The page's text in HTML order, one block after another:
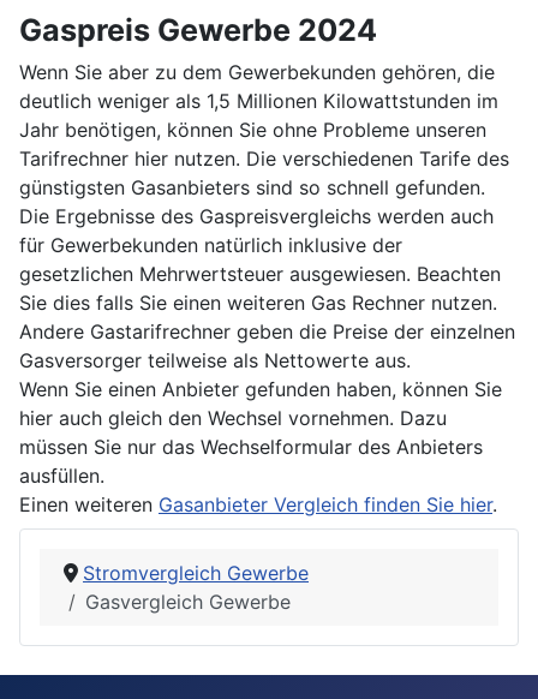
Gaspreis Gewerbe 2024
Wenn Sie aber zu dem Gewerbekunden gehören, die
deutlich weniger als 1,5 Millionen Kilowattstunden im
Jahr benötigen, können Sie ohne Probleme unseren
Tarifrechner hier nutzen. Die verschiedenen Tarife des
günstigsten Gasanbieters sind so schnell gefunden.
Die Ergebnisse des Gaspreisvergleichs werden auch
für Gewerbekunden natürlich inklusive der
gesetzlichen Mehrwertsteuer ausgewiesen. Beachten
Sie dies falls Sie einen weiteren Gas Rechner nutzen.
Andere Gastarifrechner geben die Preise der einzelnen
Gasversorger teilweise als Nettowerte aus.
Wenn Sie einen Anbieter gefunden haben, können Sie
hier auch gleich den Wechsel vornehmen. Dazu
müssen Sie nur das Wechselformular des Anbieters
ausfüllen.
Einen weiteren Gasanbieter Vergleich finden Sie hier.
Stromvergleich Gewerbe
Gasvergleich Gewerbe